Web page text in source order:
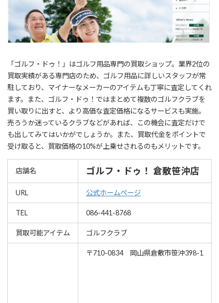
「ゴルフ・ドゥ！」はゴルフ用品専門の買取ショップ。業界2位の
買取実績がある専門店のため、ゴルフ用品に詳しいスタッフが常
駐しており、マイナーなメーカーのアイテムも丁寧に査定してくれ
ます。また、ゴルフ・ドゥ！ではまとめて複数のゴルフクラブを
買い取りに出すと、より高価な査定価格になるサービスも実施。
売ろうか迷っているクラブなどがあれば、この機会に査定だけで
も出してみてはいかがでしょうか。また、買取代金をポイントで
受け取ると、買取価格の10%が上乗せされるのもメリットです。
店舗名 ゴルフ・ドゥ！ 倉敷笹沖店
URL 公式ホームページ
TEL 086-441-8768
買取可能アイテム ゴルフクラブ
〒710-0834 岡山県倉敷市笹沖398-1